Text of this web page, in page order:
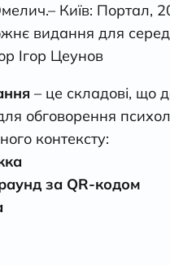
Київ: Портал,
видання для
Ігор Цеунов
– це складові, що
обговорення
контексту:
за QR-кодом